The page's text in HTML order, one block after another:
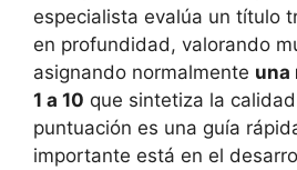
especialista evalúa un título
en profundidad, valorando
asignando normalmente una
1 a 10 que sintetiza la
puntuación es una guía
importante está en el